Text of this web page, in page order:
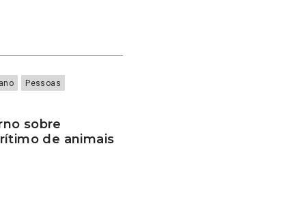
Pessoas
sobre
de animais